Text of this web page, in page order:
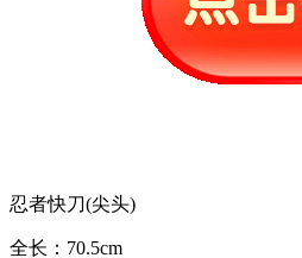
忍者快刀(尖头)
全长：70.5cm